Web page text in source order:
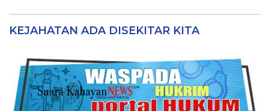
KEJAHATAN ADA DISEKITAR KITA